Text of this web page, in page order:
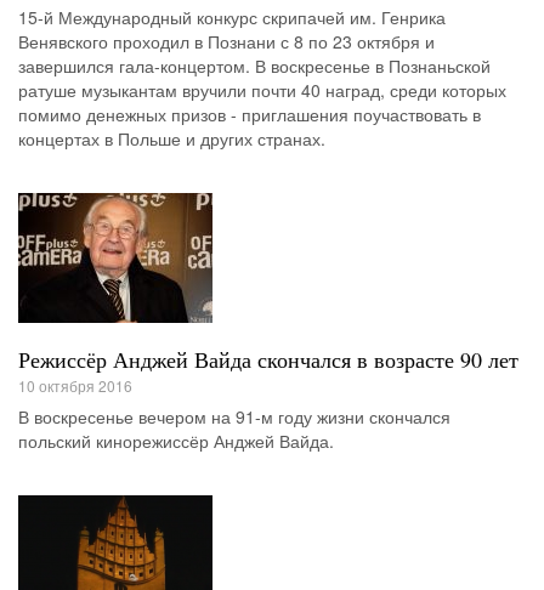
15-й Международный конкурс скрипачей им. Генрика
Венявского проходил в Познани с 8 по 23 октября и
завершился гала-концертом. В воскресенье в Познаньской
ратуше музыкантам вручили почти 40 наград, среди которых
помимо денежных призов - приглашения поучаствовать в
концертах в Польше и других странах.
Режиссёр Анджей Вайда скончался в возрасте 90 лет
10 октября 2016
В воскресенье вечером на 91-м году жизни скончался
польский кинорежиссёр Анджей Вайда.